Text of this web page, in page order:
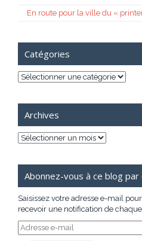
En route pour la ville du «
Catégories
Catégories
Archives
Archives
Abonnez-vous à ce blog par
Saisissez votre adresse e-mail
recevoir une notification de
Adresse
e-